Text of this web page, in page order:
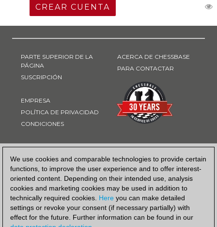
We use cookies and comparable technologies to provide certain
functions, to improve the user experience and to offer interest-
oriented content. Depending on their intended use, analysis
cookies and marketing cookies may be used in addition to
technically required cookies. Here you can make detailed
settings or revoke your consent (if necessary partially) with
effect for the future. Further information can be found in our
CREAR CUENTA
PARTE SUPERIOR DE LA
PÁGINA
SUSCRIPCIÓN
EMPRESA
POLÍTICA DE PRIVACIDAD
CONDICIONES
ACERCA DE CHESSBASE
PARA CONTACTAR
FORMA DE PAGO